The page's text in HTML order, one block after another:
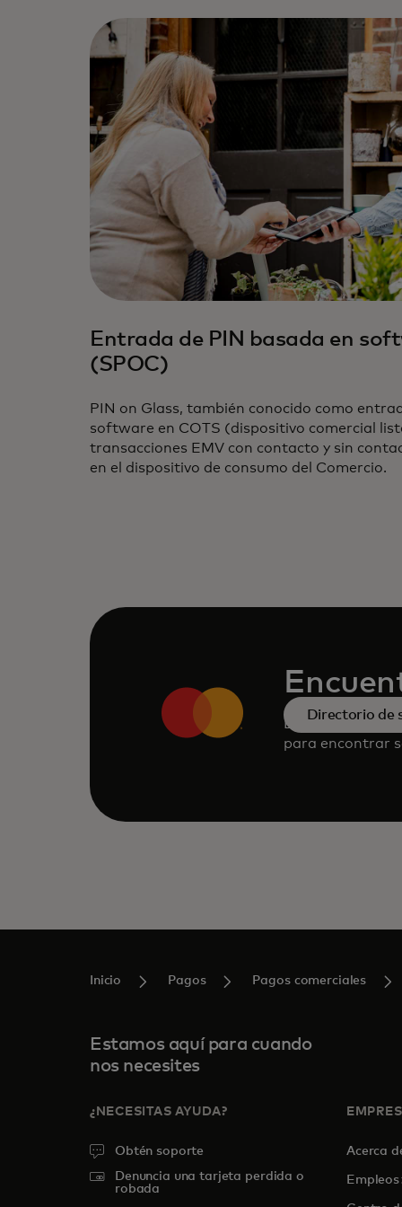
Entrada de PIN basada en
(SPOC)
PIN on Glass, también conocido como
software en COTS (dispositivo comercial
transacciones EMV con contacto y sin
en el dispositivo de consumo del Comercio.
Busca en
para encontrar
Directorio de
Inicio Pagos Pagos comerciales
Estamos aquí para cuando
nos necesites
¿NECESITAS AYUDA?
Obtén soporte
Denuncia una tarjeta perdida o
robada
Acerca
Empleos